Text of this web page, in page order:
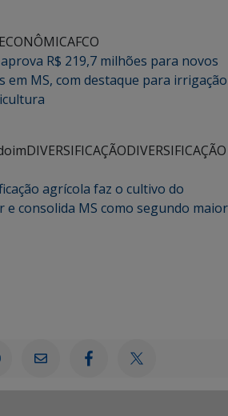
FCO
R$ 219,7 milhões para novos
em MS, com destaque para irrigação
DIVERSIFICAÇÃODIVERSIFICAÇÃO
agrícola faz o cultivo do
e consolida MS como segundo maior